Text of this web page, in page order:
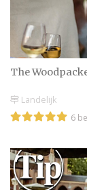
The
Landelijk
6